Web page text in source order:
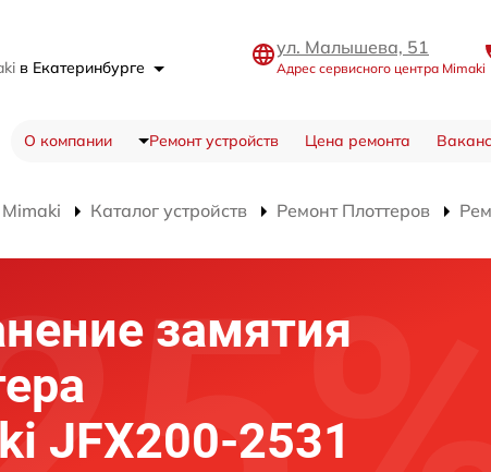
в Екатеринбурге
ул. Малышева, 51
Адрес сервисного центра Mimaki
О компании Ремонт устройств Цена ремонта
Каталог устройств Ремонт Плоттеров
замятия
JFX200-2531